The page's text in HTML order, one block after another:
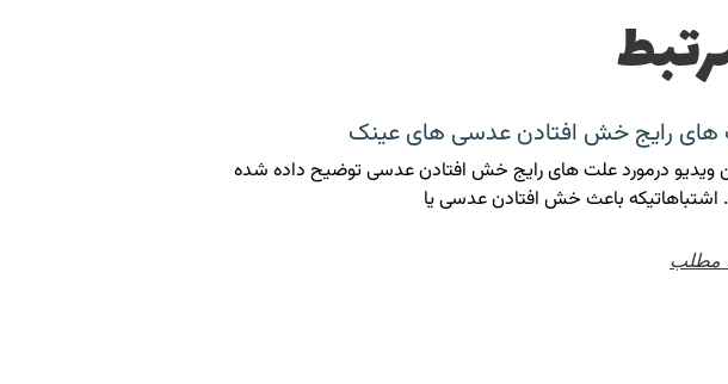
رایج خش افتادن عدسی های عینک
ویدیو درمورد علت های رایج خش افتادن عدسی توضیح داده شده
باعث خش افتادن عدسی یا
مطلب